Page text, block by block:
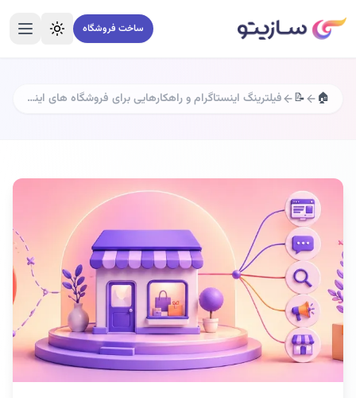
ساخت فروشگاه تغییر تممنو
🏠
📝 فیلترینگ اینستاگرام و راهکارهایی برای فروشگاه های اینترنتی